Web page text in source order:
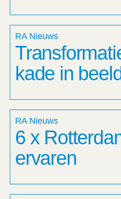
RA Nieuws
kade in
RA Nieuws
6 x
ervaren